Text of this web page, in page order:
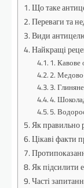
Що таке
Переваги та
Види
Найкращі
1. Кавове
2.
3.
4.
5.
Як правильно
Цікаві факти
Як підсилити
Часті